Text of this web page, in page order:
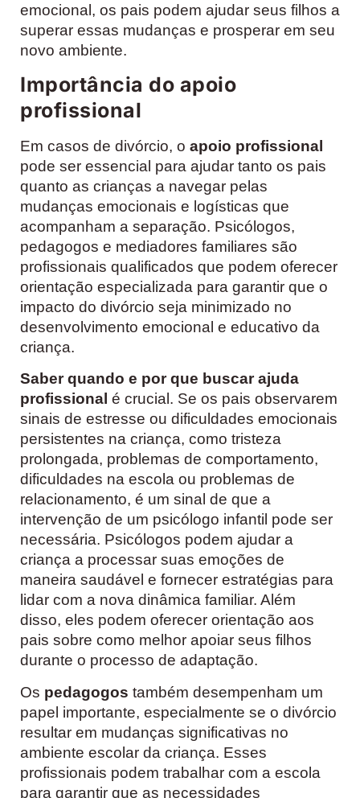
emocional, os pais podem ajudar seus filhos a
superar essas mudanças e prosperar em seu
novo ambiente.
Importância do apoio
profissional
Em casos de divórcio, o apoio profissional
pode ser essencial para ajudar tanto os pais
quanto as crianças a navegar pelas
mudanças emocionais e logísticas que
acompanham a separação. Psicólogos,
pedagogos e mediadores familiares são
profissionais qualificados que podem oferecer
orientação especializada para garantir que o
impacto do divórcio seja minimizado no
desenvolvimento emocional e educativo da
criança.
Saber quando e por que buscar ajuda
profissional é crucial. Se os pais observarem
sinais de estresse ou dificuldades emocionais
persistentes na criança, como tristeza
prolongada, problemas de comportamento,
dificuldades na escola ou problemas de
relacionamento, é um sinal de que a
intervenção de um psicólogo infantil pode ser
necessária. Psicólogos podem ajudar a
criança a processar suas emoções de
maneira saudável e fornecer estratégias para
lidar com a nova dinâmica familiar. Além
disso, eles podem oferecer orientação aos
pais sobre como melhor apoiar seus filhos
durante o processo de adaptação.
Os pedagogos também desempenham um
papel importante, especialmente se o divórcio
resultar em mudanças significativas no
ambiente escolar da criança. Esses
profissionais podem trabalhar com a escola
para garantir que as necessidades